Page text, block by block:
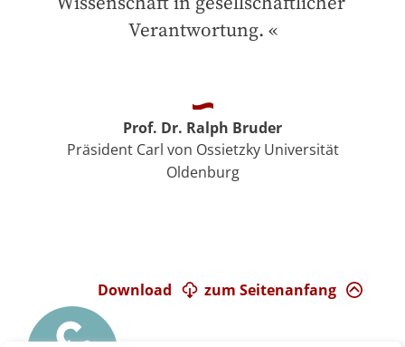
Verantwortung.
Prof. Dr. Ralph Bruder
Präsident Carl von Ossietzky Universität
Oldenburg
zum Seitenanfang
Download